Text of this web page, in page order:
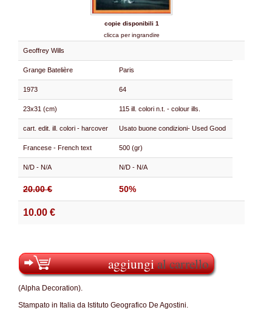
copie disponibili 1
clicca per ingrandire
Geoffrey Wills
Grange Batelière Paris
1973 64
23x31 (cm) 115 ill. colori n.t. - colour ills.
cart. edit. ill. colori - harcover Usato buone condizioni- Used Good
Francese - French text 500 (gr)
N/D - N/A N/D - N/A
20.00 € 50%
10.00 €
aggiungial carrello
(Alpha Decoration).
Stampato in Italia da Istituto Geografico De Agostini.